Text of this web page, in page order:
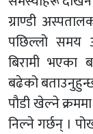
ग्राण्डी
पछिल्लो समय
बिरामी भएका
बढेको
पौडी खेल्ने
निल्ने गर्छन् ।